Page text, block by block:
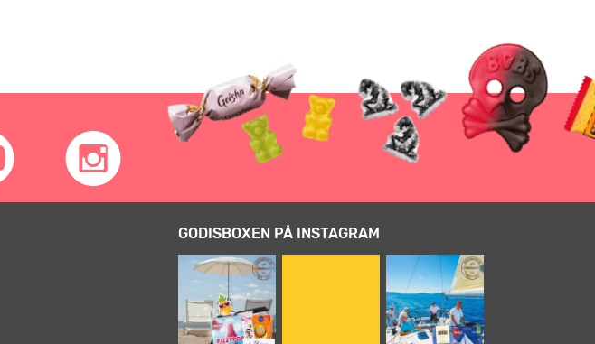
GODISBOXEN PÅ INSTAGRAM